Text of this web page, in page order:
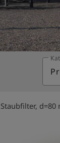
Staubfilter, d=80